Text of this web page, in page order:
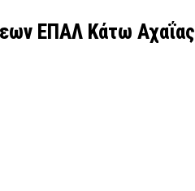
ΕΠΑΛ Κάτω Αχαΐας